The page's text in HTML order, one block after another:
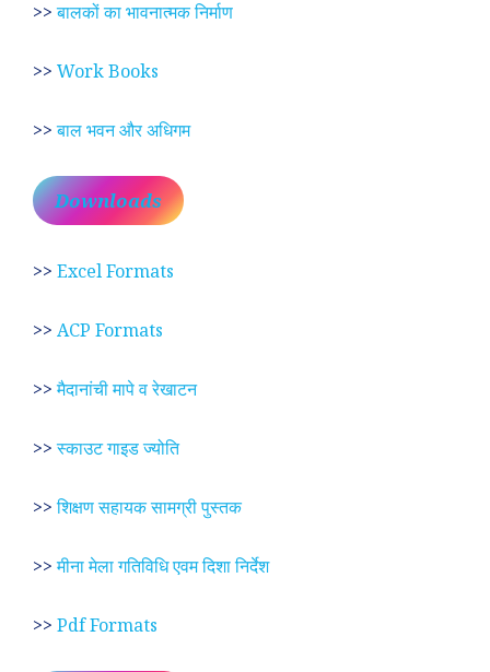
>>बालकों का भावनात्मक निर्माण
>> Work Books
>>बाल भवन और अधिगम
Downloads
>> Excel Formats
>> ACP Formats
>>मैदानांची मापे व रेखाटन
>>स्काउट गाइड ज्योति
>>शिक्षण सहायक सामग्री पुस्तक
>>मीना मेला गतिविधि एवम दिशा निर्देश
>> Pdf Formats